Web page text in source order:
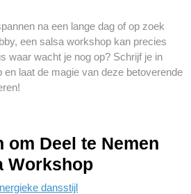
na een lange dag of op zoek
een salsa workshop kan precies
waar wacht je nog op? Schrijf je in
laat de magie van deze betoverende
om Deel te Nemen
Workshop
dansstijl